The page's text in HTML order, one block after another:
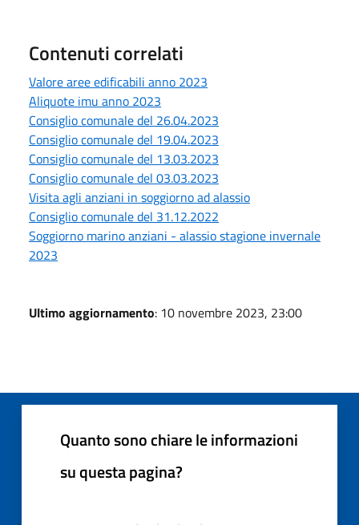
Contenuti correlati
Valore aree edificabili anno 2023
Aliquote imu anno 2023
Consiglio comunale del 26.04.2023
Consiglio comunale del 19.04.2023
Consiglio comunale del 13.03.2023
Consiglio comunale del 03.03.2023
Visita agli anziani in soggiorno ad alassio
Consiglio comunale del 31.12.2022
Soggiorno marino anziani - alassio stagione invernale
2023
Ultimo aggiornamento: 10 novembre 2023, 23:00
Quanto sono chiare le informazioni
su questa pagina?